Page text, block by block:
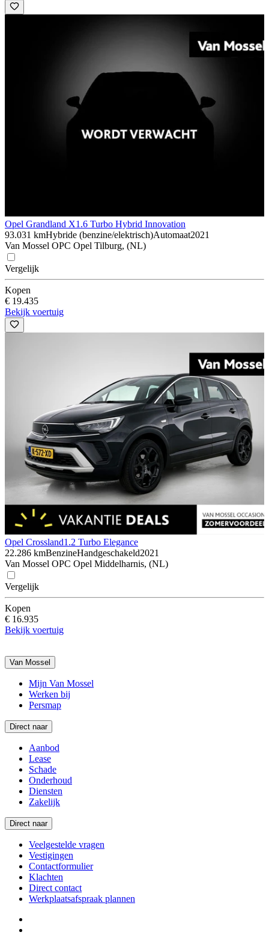
Opel Grandland X1.6 Turbo Hybrid Innovation
93.031 kmHybride (benzine/elektrisch)Automaat2021
Van Mossel OPC Opel Tilburg, (NL)
Vergelijk
Kopen
€ 19.435
Bekijk voertuig
Opel Crossland1.2 Turbo Elegance
22.286 kmBenzineHandgeschakeld2021
Van Mossel OPC Opel Middelharnis, (NL)
Vergelijk
Kopen
€ 16.935
Bekijk voertuig
Van Mossel
Mijn Van Mossel
Werken bij
Persmap
Direct naar
Aanbod
Lease
Schade
Onderhoud
Diensten
Zakelijk
Direct naar
Veelgestelde vragen
Vestigingen
Contactformulier
Klachten
Direct contact
Werkplaatsafspraak plannen